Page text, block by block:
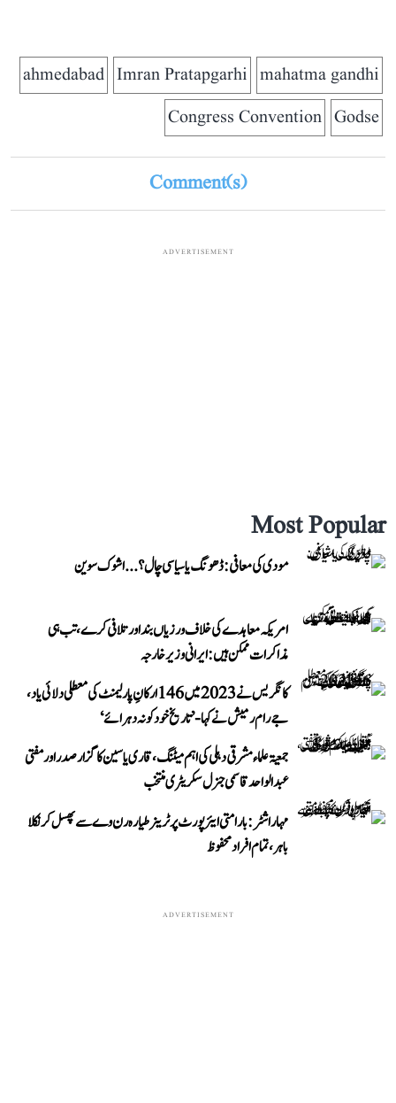
mahatma gandhi
Imran Pratapgarhi
ahmedabad
Godse
Congress Convention
Comment(s)
ADVERTISEMENT
Most Popular
مودی کی معافی: ڈھونگ یا سیاسی چال؟...اشوک سوین
امریکہ معاہدے کی خلاف ورزیاں بند اور تلافی کرے، تب ہی
مذاکرات ممکن ہیں: ایرانی وزیر خارجہ
کانگریس نے 2023 میں 146 ارکانِ پارلیمنٹ کی معطلی دلائی یاد،
جے رام رمیش نے کہا- ’تاریخ خود کو نہ دہرائے‘
جمعیۃ علماء مشرقی دہلی کی اہم میٹنگ، قاری یاسین کا گزار صدر اور مفتی
عبد الواحد قاسمی جنرل سکریٹری منتخب
مہاراشٹر: بارامتی ایئرپورٹ پر ٹرینر طیارہ رن وے سے پھسل کر نکلا
باہر، تمام افراد محفوظ
ADVERTISEMENT